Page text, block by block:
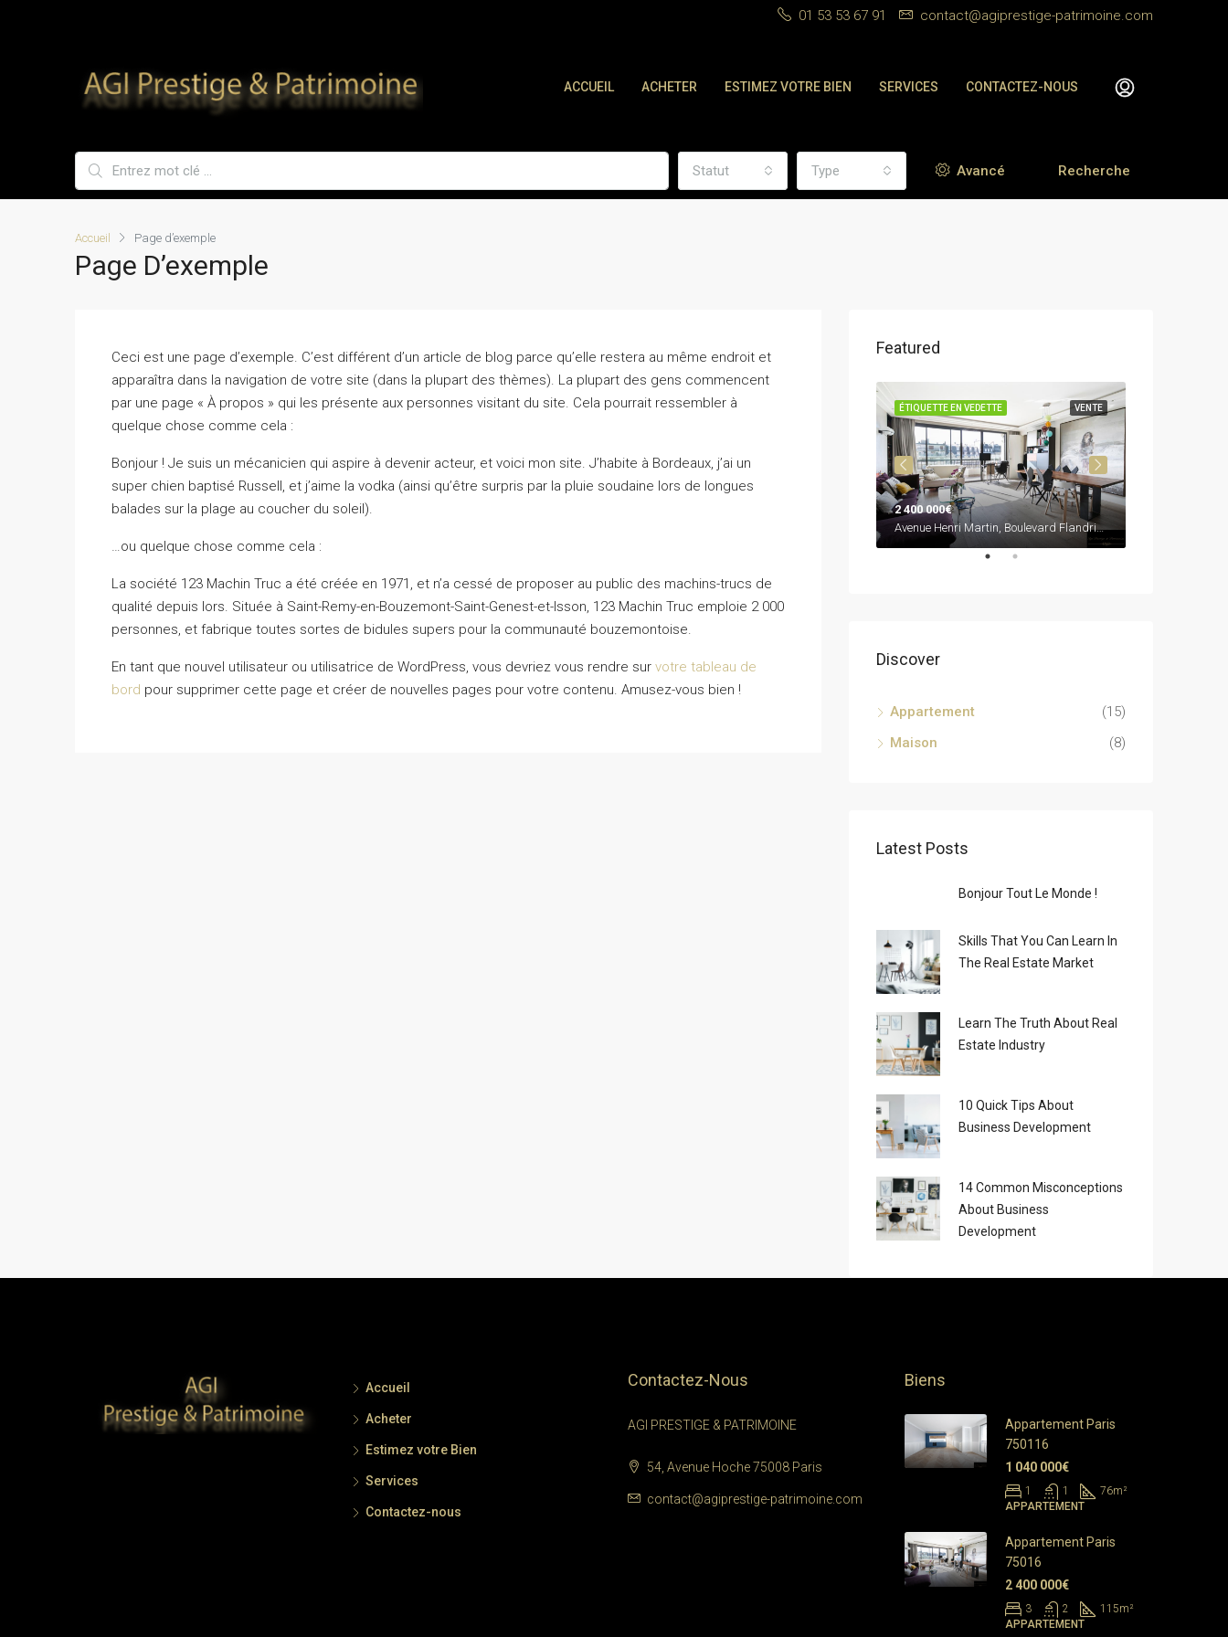
01 53 53 67 91 contact@agiprestige-patrimoine.com
ACCUEIL ACHETER ESTIMEZ VOTRE BIEN SERVICES CONTACTEZ-NOUS
Statut Type Avancé Recherche
Accueil Page d’exemple
Page D’exemple
Ceci est une page d’exemple. C’est différent d’un article de blog parce qu’elle restera au même endroit et
apparaîtra dans la navigation de votre site (dans la plupart des thèmes). La plupart des gens commencent
par une page « À propos » qui les présente aux personnes visitant du site. Cela pourrait ressembler à
quelque chose comme cela :
Bonjour ! Je suis un mécanicien qui aspire à devenir acteur, et voici mon site. J’habite à Bordeaux, j’ai un
super chien baptisé Russell, et j’aime la vodka (ainsi qu’être surpris par la pluie soudaine lors de longues
balades sur la plage au coucher du soleil).
…ou quelque chose comme cela :
La société 123 Machin Truc a été créée en 1971, et n’a cessé de proposer au public des machins-trucs de
qualité depuis lors. Située à Saint-Remy-en-Bouzemont-Saint-Genest-et-Isson, 123 Machin Truc emploie 2 000
personnes, et fabrique toutes sortes de bidules supers pour la communauté bouzemontoise.
En tant que nouvel utilisateur ou utilisatrice de WordPress, vous devriez vous rendre sur votre tableau de
bord pour supprimer cette page et créer de nouvelles pages pour votre contenu. Amusez-vous bien !
Featured
ÉTIQUETTE EN VEDETTE VENTE
ÉTIQUETTE EN VEDETTE
2 400 000€
Avenue Henri Martin, Boulevard Flandrin, Quartier de la Porte-Dauphine, Paris 16e Arrondissement, Paris, Île-de-France, France métropolitaine, 75116, France
Discover
Appartement
(15)
Maison
(8)
Latest Posts
Bonjour Tout Le Monde !
Skills That You Can Learn In
The Real Estate Market
Learn The Truth About Real
Estate Industry
10 Quick Tips About
Business Development
14 Common Misconceptions
About Business
Development
Accueil
Acheter
Estimez votre Bien
Services
Contactez-nous
Contactez-Nous
AGI PRESTIGE & PATRIMOINE
54, Avenue Hoche 75008 Paris
contact@agiprestige-patrimoine.com
Biens
Appartement Paris
750116
1 040 000€
1 1 76m²
APPARTEMENT
Appartement Paris
75016
2 400 000€
3 2 115m²
APPARTEMENT